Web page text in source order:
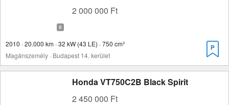
2 000 000 Ft
2010 · 20.000 km · 32 kW (43 LE) · 750 cm³
Magánszemély · Budapest 14. kerület
Honda VT750C2B Black Spirit
2 450 000 Ft